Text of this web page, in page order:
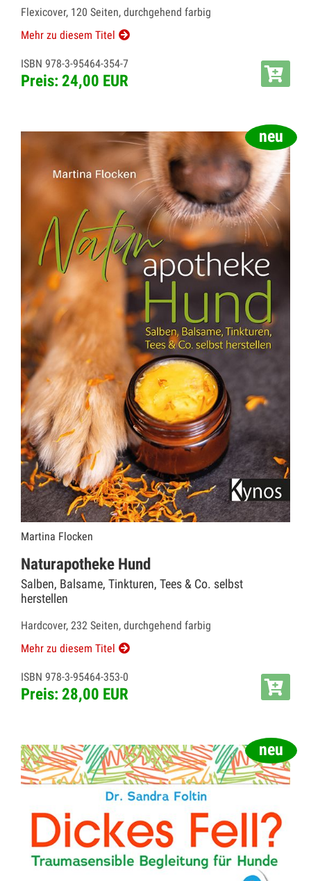
Flexicover, 120 Seiten, durchgehend farbig
Mehr zu diesem Titel
ISBN 978-3-95464-354-7
Preis: 24,00 EUR
Martina Flocken
Naturapotheke Hund
Salben, Balsame, Tinkturen, Tees & Co. selbst
herstellen
Hardcover, 232 Seiten, durchgehend farbig
Mehr zu diesem Titel
ISBN 978-3-95464-353-0
Preis: 28,00 EUR